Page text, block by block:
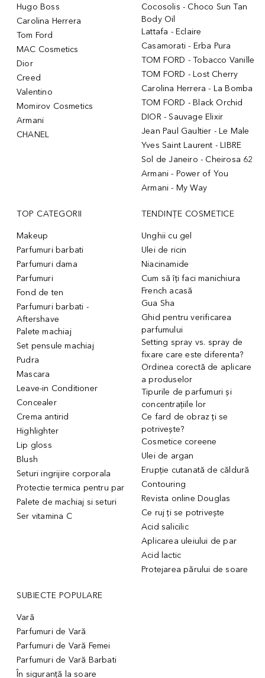
Hugo Boss
Carolina Herrera
Tom Ford
MAC Cosmetics
Dior
Creed
Valentino
Momirov Cosmetics
Armani
CHANEL
Cocosolis - Choco Sun Tan
Body Oil
Lattafa - Eclaire
Casamorati - Erba Pura
TOM FORD - Tobacco Vanille
TOM FORD - Lost Cherry
Carolina Herrera - La Bomba
TOM FORD - Black Orchid
DIOR - Sauvage Elixir
Jean Paul Gaultier - Le Male
Yves Saint Laurent - LIBRE
Sol de Janeiro - Cheirosa 62
Armani - Power of You
Armani - My Way
TOP CATEGORII
Makeup
Parfumuri barbati
Parfumuri dama
Parfumuri
Fond de ten
Parfumuri barbati -
Aftershave
Palete machiaj
Set pensule machiaj
Pudra
Mascara
Leave-in Conditioner
Concealer
Crema antirid
Highlighter
Lip gloss
Blush
Seturi ingrijire corporala
Protectie termica pentru par
Palete de machiaj si seturi
Ser vitamina C
TENDINȚE COSMETICE
Unghii cu gel
Ulei de ricin
Niacinamide
Cum să îți faci manichiura
French acasă
Gua Sha
Ghid pentru verificarea
parfumului
Setting spray vs. spray de
fixare care este diferenta?
Ordinea corectă de aplicare
a produselor
Tipurile de parfumuri și
concentrațiile lor
Ce fard de obraz ți se
potrivește?
Cosmetice coreene
Ulei de argan
Erupție cutanată de căldură
Contouring
Revista online Douglas
Ce ruj ți se potrivește
Acid salicilic
Aplicarea uleiului de par
Acid lactic
Protejarea părului de soare
SUBIECTE POPULARE
Vară
Parfumuri de Vară
Parfumuri de Vară Femei
Parfumuri de Vară Barbati
În siguranță la soare